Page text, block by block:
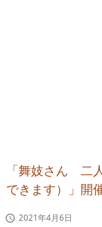
「舞妓さん 二
できます）」開
 2021年4月6日